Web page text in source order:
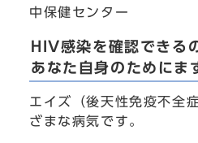
中保健センター
HIV感染を確認できる
あなた自身のためにま
エイズ（後天性免疫不全
ざまな病気です。